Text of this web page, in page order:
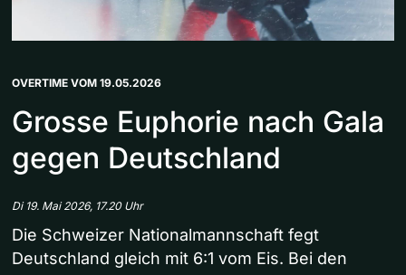
OVERTIME VOM 19.05.2026
Grosse Euphorie nach Gala
gegen Deutschland
Di 19. Mai 2026, 17.20 Uhr
Die Schweizer Nationalmannschaft fegt
Deutschland gleich mit 6:1 vom Eis. Bei den